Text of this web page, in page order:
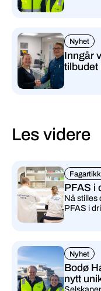
Nyhet
Inngår
tilbudet
Les videre
PFAS i
Nå stilles
PFAS i
Nyhet
Bodø
nytt